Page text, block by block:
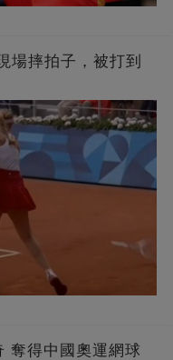
場摔拍子，被打到
奪得中國奧運網球